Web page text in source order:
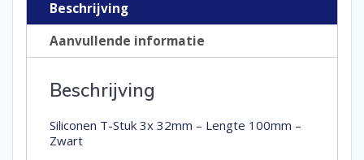
Zwart
aantal
Beschrijving
Aanvullende informatie
Beschrijving
Siliconen T-Stuk 3x 32mm – Lengte 100mm –
Zwart